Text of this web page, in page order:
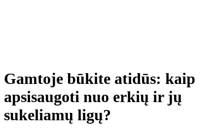
Gamtoje būkite atidūs: kaip
apsisaugoti nuo erkių ir jų
sukeliamų ligų?